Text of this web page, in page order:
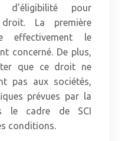
d’éligibilité pour
La première
effectivement le
concerné. De plus,
que ce droit ne
pas aux sociétés,
prévues par la
le cadre de SCI
conditions.